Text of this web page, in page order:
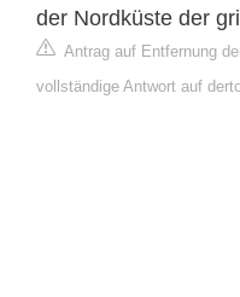
der Nordküste der
Antrag auf Entfernung
vollständige Antwort auf